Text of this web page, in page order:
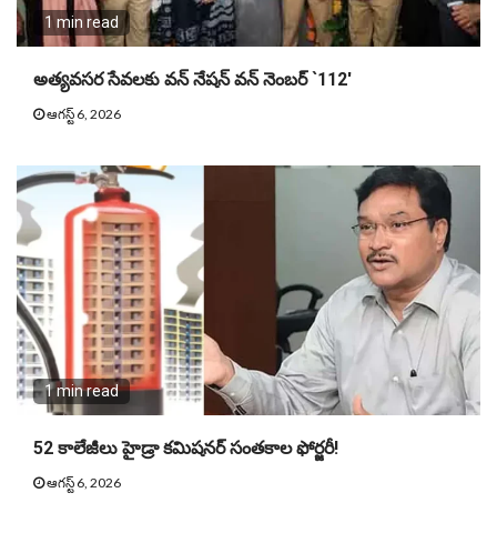
1 min read
అత్యవసర సేవలకు వన్ నేషన్ వన్ నెంబర్ `112′
ఆగస్ట్ 6, 2026
1 min read
52 కాలేజీలు హైడ్రా కమిషనర్ సంతకాల ఫోర్జరీ!
ఆగస్ట్ 6, 2026